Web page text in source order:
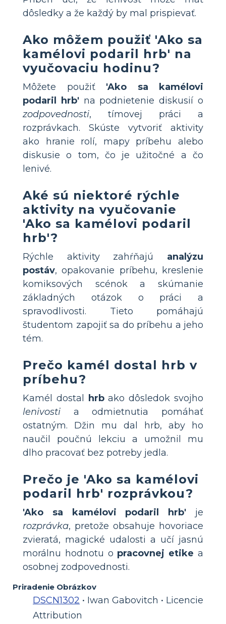
dôsledky a že každý by mal prispievať.
Ako môžem použiť 'Ako sa
kamélovi podaril hrb' na
vyučovaciu hodinu?
Môžete použiť 'Ako sa kamélovi
podaril hrb'na podnietenie diskusií o
zodpovednosti, tímovej práci a
rozprávkach. Skúste vytvoriť aktivity
ako hranie rolí, mapy príbehu alebo
diskusie o tom, čo je užitočné a čo
lenivé.
Aké sú niektoré rýchle
aktivity na vyučovanie
'Ako sa kamélovi podaril
hrb'?
Rýchle aktivity zahŕňajú analýzu
postáv, opakovanie príbehu, kreslenie
komiksových scénok a skúmanie
základných otázok o práci a
spravodlivosti. Tieto pomáhajú
študentom zapojiť sa do príbehu a jeho
tém.
Prečo kamél dostal hrb v
príbehu?
Kamél dostal hrbako dôsledok svojho
lenivosti a odmietnutia pomáhať
ostatným. Džin mu dal hrb, aby ho
naučil poučnú lekciu a umožnil mu
dlho pracovať bez potreby jedla.
Prečo je 'Ako sa kamélovi
podaril hrb' rozprávkou?
'Ako sa kamélovi podaril hrb' je
rozprávka, pretože obsahuje hovoriace
zvieratá, magické udalosti a učí jasnú
morálnu hodnotu o pracovnej etike a
osobnej zodpovednosti.
Priradenie Obrázkov
DSCN1302 • Iwan Gabovitch • Licencie
Attribution